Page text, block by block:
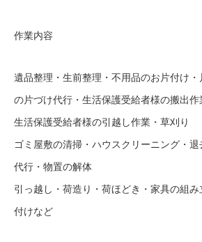
作業内容
遺品整理・生前整理・不用品のお片付け
の片づけ代行・生活保護受給者様の搬出作
生活保護受給者様の引越し作業・草刈り
ゴミ屋敷の清掃・ハウスクリーニング・
代行・物置の解体
引っ越し・荷造り・荷ほどき・家具の組
付けなど